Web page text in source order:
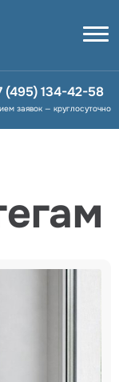
(495) 134-42-58
заявок — круглосуточно